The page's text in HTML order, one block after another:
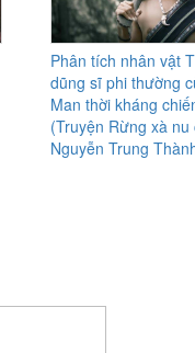
Phân tích nhân vật
dũng sĩ phi thường
Man thời kháng
(Truyện Rừng xà nu
Nguyễn Trung